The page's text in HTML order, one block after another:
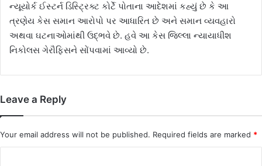
ન્યૂયોર્ક ઈસ્ટર્ન ડિસ્ટ્રિક્ટ કોર્ટે પોતાના આદેશમાં કહ્યું છે કે આ
ત્રણેય કેસ સમાન આરોપો પર આધારિત છે અને સમાન વ્યવહારો
અથવા ઘટનાઓમાંથી ઉદ્ભવે છે. હવે આ કેસ જિલ્લા ન્યાયાધીશ
નિકોલસ ગેરૌફિસને સોંપવામાં આવ્યો છે.
Leave a Reply
Your email address will not be published. Required fields are marked *